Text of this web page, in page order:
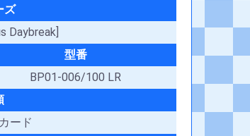
ズ
Daybreak]
型番
BP01-006/100 LR
ード